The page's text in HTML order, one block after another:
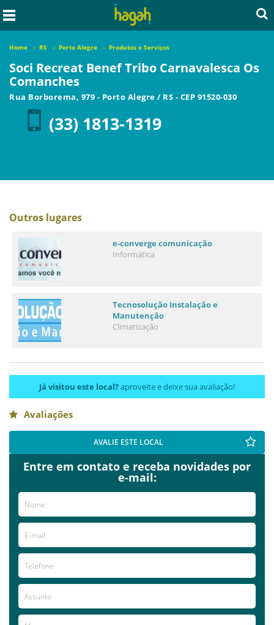
Home RS Porto Alegre Produtos e Serviços
Soci Recreat Benef Tribo Carnavalesca Os
Comanches
Rua Borborema, 979 - Porto Alegre / RS - CEP 91520-030
(33) 1813-1319
Outros lugares
e-converge comunicação
Informática
Tecnosolução Instalação e
Manutenção
Climatização
Já visitou este local?aproveite e deixe sua avaliação!
Avaliações
AVALIE ESTE LOCAL
Entre em contato e receba novidades por
e-mail: